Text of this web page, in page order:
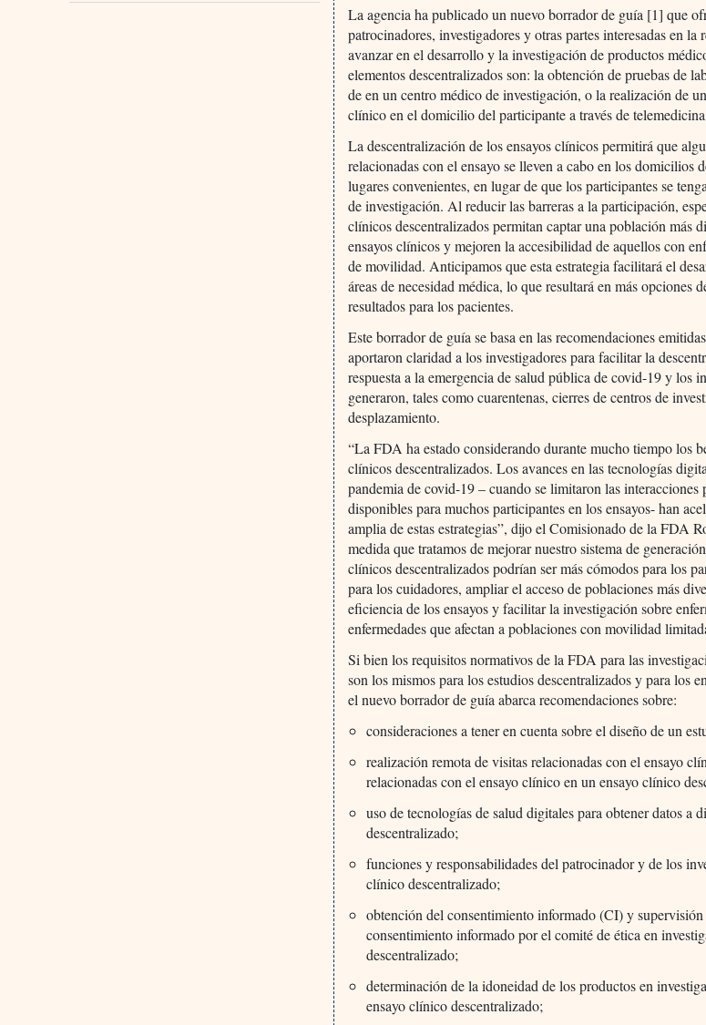
La agencia ha publicado un nuevo borrador de guía [1] que
patrocinadores, investigadores y otras partes interesadas en
avanzar en el desarrollo y la investigación de productos
elementos descentralizados son: la obtención de pruebas de
de en un centro médico de investigación, o la realización de
clínico en el domicilio del participante a través de
La descentralización de los ensayos clínicos permitirá que
relacionadas con el ensayo se lleven a cabo en los domicilios
lugares convenientes, en lugar de que los participantes se
de investigación. Al reducir las barreras a la participación,
clínicos descentralizados permitan captar una población más
ensayos clínicos y mejoren la accesibilidad de aquellos con
de movilidad. Anticipamos que esta estrategia facilitará el
áreas de necesidad médica, lo que resultará en más opciones
resultados para los pacientes.
Este borrador de guía se basa en las recomendaciones
aportaron claridad a los investigadores para facilitar la
respuesta a la emergencia de salud pública de covid-19 y los
generaron, tales como cuarentenas, cierres de centros de
desplazamiento.
“La FDA ha estado considerando durante mucho tiempo los
clínicos descentralizados. Los avances en las tecnologías
pandemia de covid-19 – cuando se limitaron las interacciones
disponibles para muchos participantes en los ensayos- han
amplia de estas estrategias”, dijo el Comisionado de la FDA
medida que tratamos de mejorar nuestro sistema de
clínicos descentralizados podrían ser más cómodos para los
para los cuidadores, ampliar el acceso de poblaciones más
eficiencia de los ensayos y facilitar la investigación sobre
enfermedades que afectan a poblaciones con movilidad
Si bien los requisitos normativos de la FDA para las
son los mismos para los estudios descentralizados y para los
el nuevo borrador de guía abarca recomendaciones sobre:
consideraciones a tener en cuenta sobre el diseño de un
realización remota de visitas relacionadas con el ensayo
relacionadas con el ensayo clínico en un ensayo clínico
uso de tecnologías de salud digitales para obtener datos a
descentralizado;
funciones y responsabilidades del patrocinador y de los
clínico descentralizado;
obtención del consentimiento informado (CI) y
consentimiento informado por el comité de ética en
descentralizado;
determinación de la idoneidad de los productos en
ensayo clínico descentralizado;